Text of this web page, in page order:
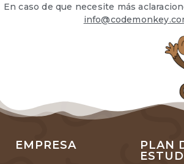
En caso de que necesite más
EMPRESA
PLAN